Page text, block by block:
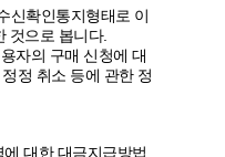
신확인통지형태로 이
것으로 봅니다.
자의 구매 신청에 대
정 취소 등에 관한 정
대한 대금지급방법